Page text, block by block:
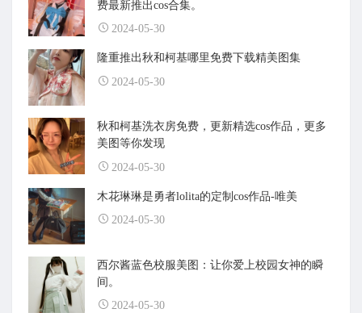
费最新推出cos合集。
2024-05-30
隆重推出秋和柯基哪里免费下载精美图集
2024-05-30
秋和柯基洗衣房免费，更新精选cos作品，更多
美图等你发现
2024-05-30
木花琳琳是勇者lolita的定制cos作品-唯美
2024-05-30
西尔酱蓝色校服美图：让你爱上校园女神的瞬
间。
2024-05-30